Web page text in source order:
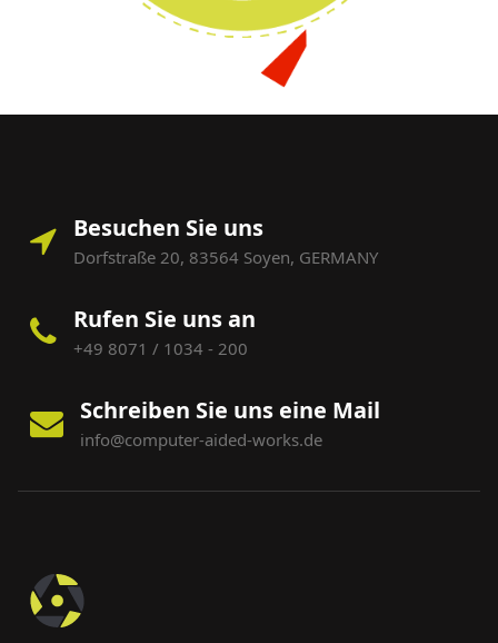
Besuchen Sie uns
Dorfstraße 20, 83564 Soyen, GERMANY
Rufen Sie uns an
+49 8071 / 1034 - 200
Schreiben Sie uns eine Mail
info@computer-aided-works.de